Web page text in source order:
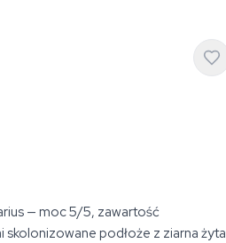
— moc 5/5, zawartość
podłoże z ziarna żyta